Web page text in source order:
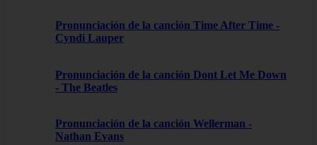
Pronunciación de la canción Time After Time -
Cyndi Lauper
Pronunciación de la canción Dont Let Me Down
- The Beatles
Pronunciación de la canción Wellerman -
Nathan Evans